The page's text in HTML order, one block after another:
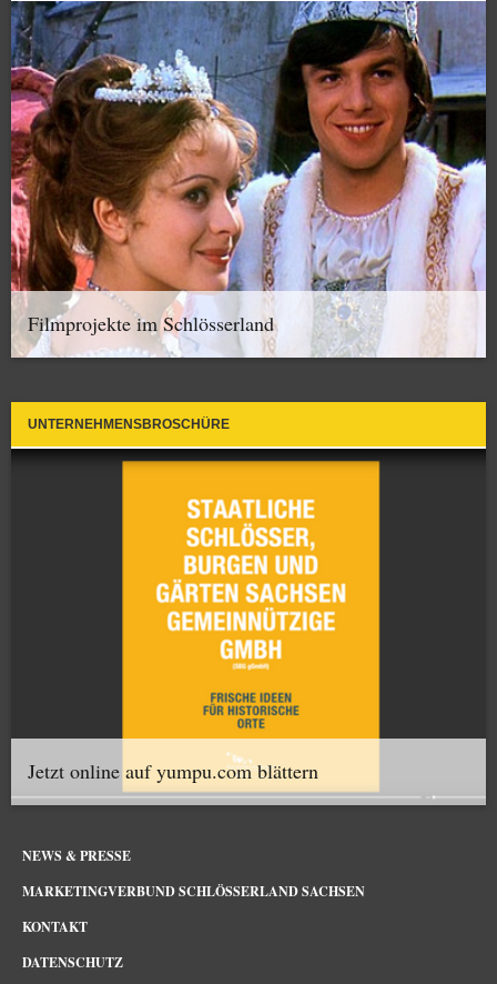
Filmprojekte im Schlösserland
UNTERNEHMENSBROSCHÜRE
Jetzt online auf yumpu.com blättern
NEWS & PRESSE
MARKETINGVERBUND SCHLÖSSERLAND SACHSEN
KONTAKT
DATENSCHUTZ